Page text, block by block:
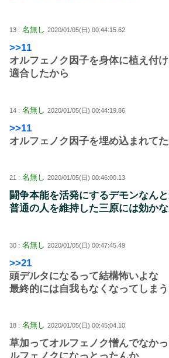
13 : 名無し 2020/01/05(日) 00:44:15.62
>>11
オルフェノク因子を身体に植え付
適合したから
14 : 名無し 2020/01/05(日) 00:44:19.86
>>11
オルフェノク因子を埋め込まれて
21 : 名無し 2020/01/05(日) 00:46:00.13
闘争本能を活発にするデモンなん
普通の人を維持した三原には効か
30 : 名無し 2020/01/05(日) 00:47:45.49
>>21
頭デルタになるって結構怖いよな
最終的には自我もなくなってしま
18 : 名無し 2020/01/05(日) 00:45:04.10
草加ってオルフェノク憎んでなか